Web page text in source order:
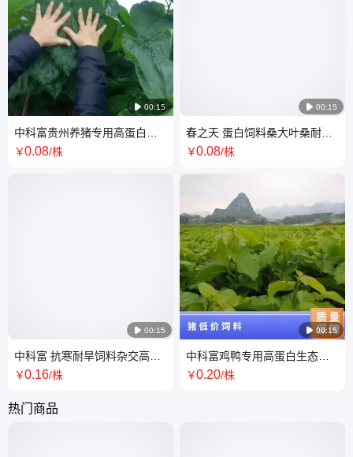
 00:15
中科富贵州养猪专用高蛋白饲
料桑树种苗
￥0.08/株
 00:15
中科富 抗寒耐旱饲料杂交高蛋
白桑苗 北方猪牛羊养殖场 否
￥0.16/株
 00:15
春之天 蛋白饲料桑大叶桑耐寒
桑苗 广西 20年 编辑袋 猪牛羊
￥0.08/株
 00:15
中科富鸡鸭专用高蛋白生态低
价饲料树苗 否 春天 蛋白桑1号
￥0.20/株
热门商品